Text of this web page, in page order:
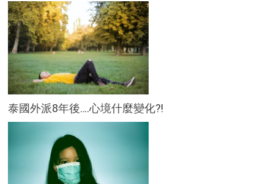
泰國外派8年後….心境什麼變化?!